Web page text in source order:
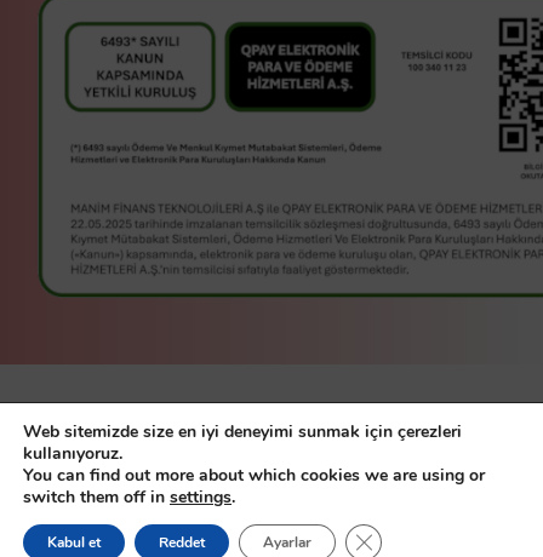
Manim is a
Manim Finans
Teknolojileri A.Ş
© Manim Finans Teknolojileri A.Ş.
2026, all right reserved
Web sitemizde size en iyi deneyimi sunmak için çerezleri
kullanıyoruz.
You can find out more about which cookies we are using or
switch them off in settings.
Kabul et Reddet Ayarlar GDPR çerez şeridini